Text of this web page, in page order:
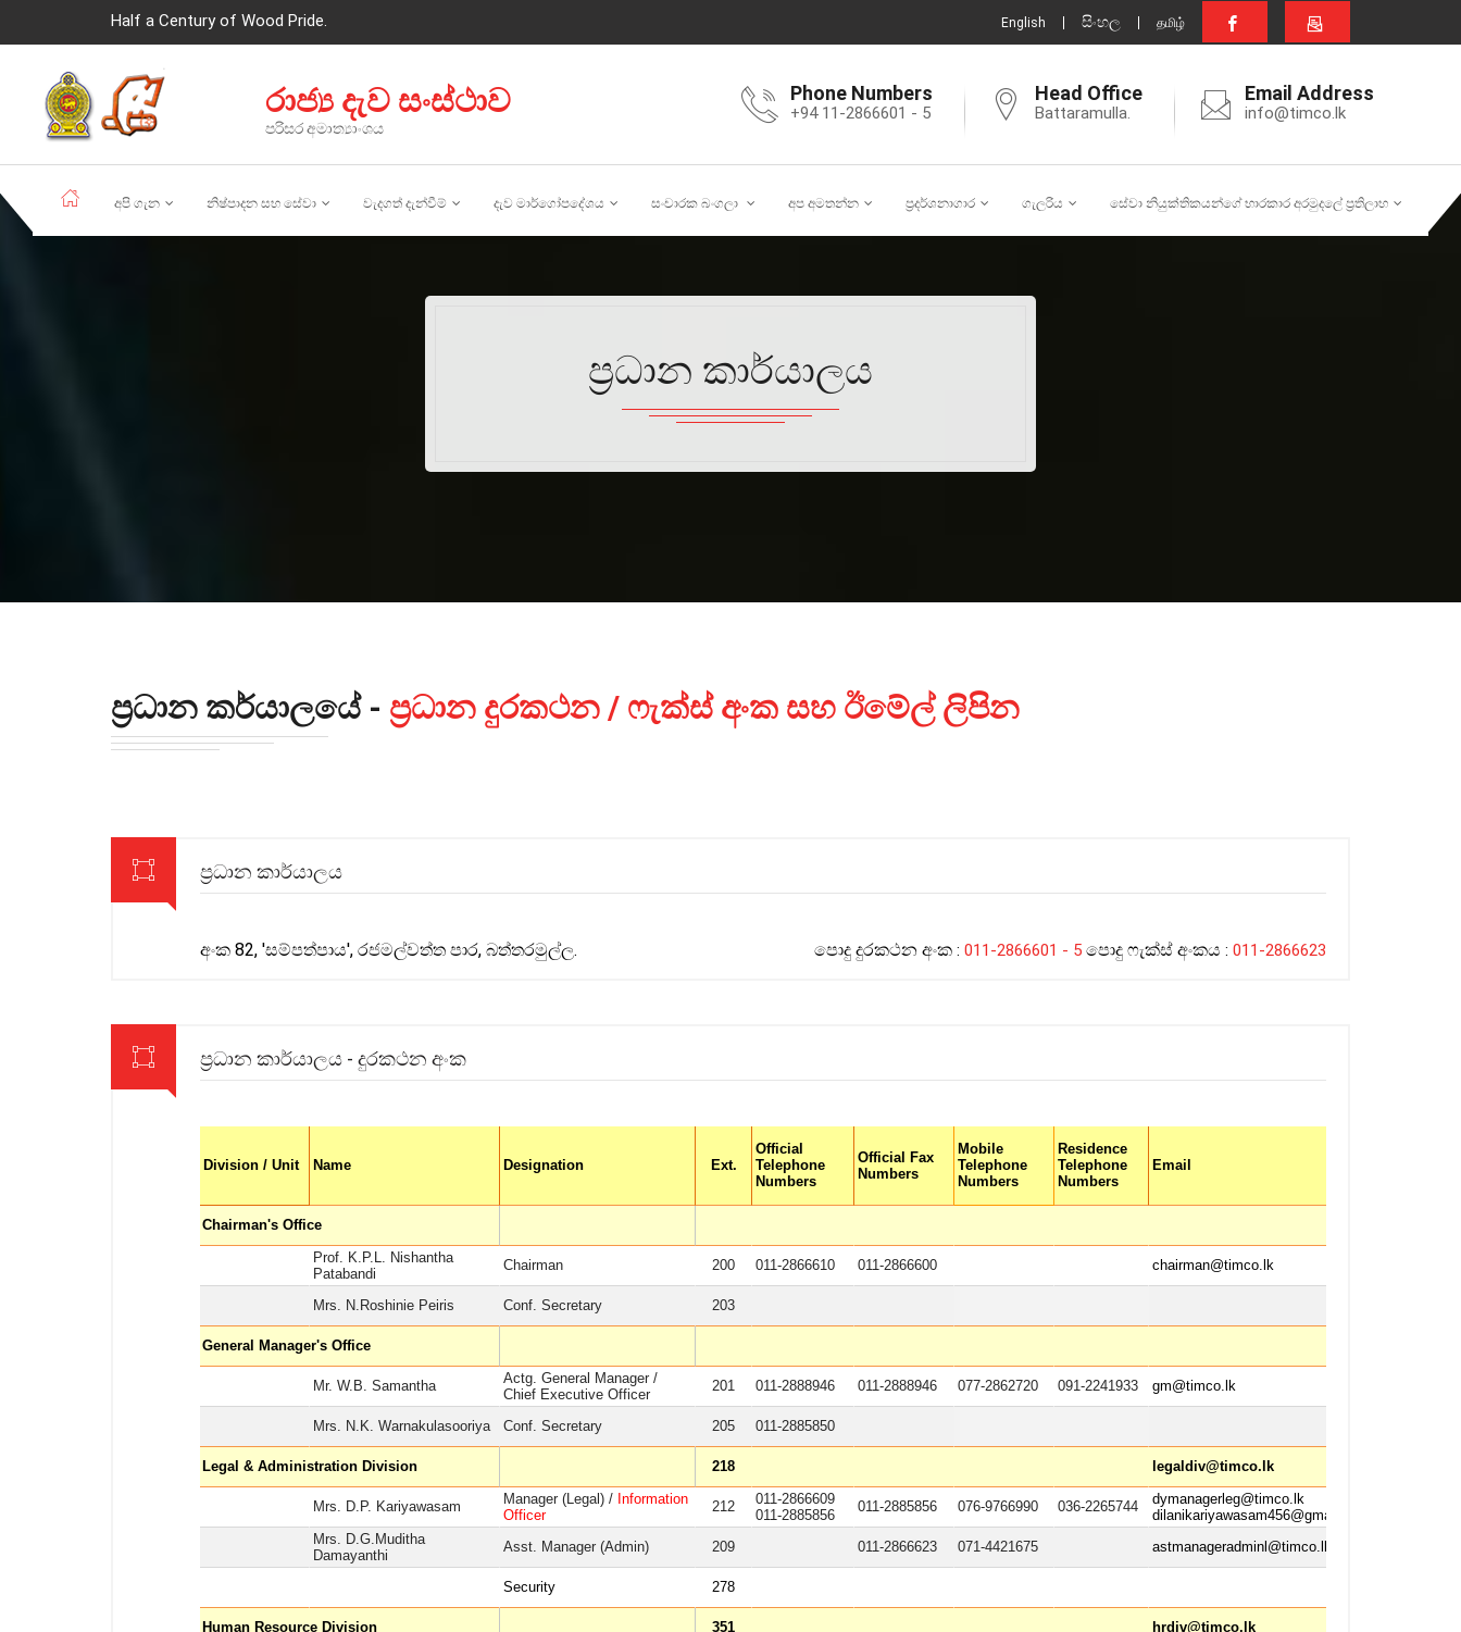
Half a Century of Wood Pride. English සිංහල தமிழ்
රාජ්‍ය දැව සංස්ථාව
පරිසර අමාත්‍යාංශය
Phone Numbers
+94 11-2866601 - 5
Head Office
Battaramulla.
Email Address
info@timco.lk
අපි ගැන නිෂ්පාදන සහ සේවා වැදගත් දැන්වීම් දැව මාර්ගෝපදේශය සංචාරක බංගලා අප අමතන්න ප්‍රදර්ශනාගාර ගැලරිය සේවා නියුක්තිකයන්ගේ භාරකාර අරමුදලේ ප්‍රතිලාභ
ප්‍රධාන කාර්යාලය
ප්‍රධාන කර්යාලයේ - ප්‍රධාන දුරකථන / ෆැක්ස් අංක සහ ඊමේල් ලිපින
ප්‍රධාන කාර්යාලය
අංක 82, 'සම්පත්පාය', රජමල්වත්ත පාර, බත්තරමුල්ල. පොදු දුරකථන අංක : 011-2866601 - 5 පොදු ෆැක්ස් අංකය : 011-2866623
ප්‍රධාන කාර්යාලය - දුරකථන අංක